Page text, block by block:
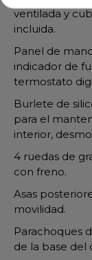
ventilada y
incluida.
Panel de
indicador de
termostato
Burlete de
para el
interior,
4 ruedas de
con freno.
Asas
movilidad.
Parachoques
de la base del